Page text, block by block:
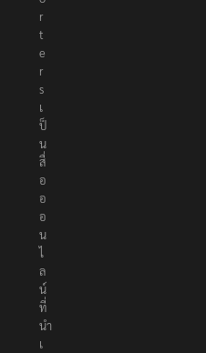
r
t
e
r
s
เ
ป็
น
สื่
อ
อ
อ
น
ไ
ล
น์
ที่
นำ
เ